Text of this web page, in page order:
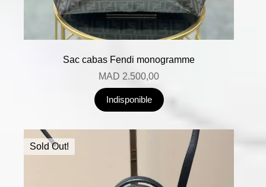
Sac cabas Fendi monogramme
MAD 2.500,00
Indisponible
Sold Out!